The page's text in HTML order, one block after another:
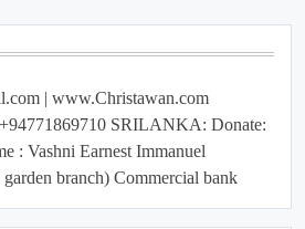
| www.Christawan.com
SRILANKA: Donate:
: Vashni Earnest Immanuel
branch) Commercial bank